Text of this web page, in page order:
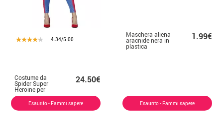
4.34/5.00
Costume da
Spider Super
Heroine per
donna
24.50€
Esaurito - Fammi sapere
Maschera aliena
aracnide nera in
plastica
1.99€
Esaurito - Fammi sapere